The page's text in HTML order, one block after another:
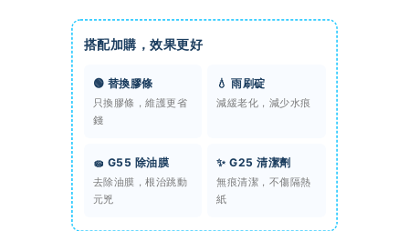
搭配加購，效果更好
🟢 替換膠條
只換膠條，維護更省
錢
💧 雨刷碇
減緩老化，減少水痕
🧽 G55 除油膜
去除油膜，根治跳動
元兇
✨ G25 清潔劑
無痕清潔，不傷隔熱
紙